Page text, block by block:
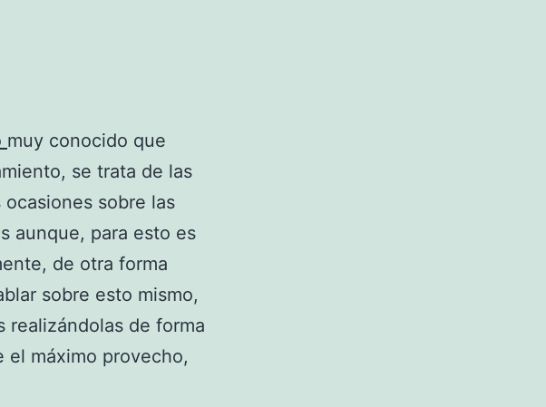
muy conocido que
se trata de las
sobre las
aunque, para esto es
de otra forma
sobre esto mismo,
realizándolas de forma
el máximo provecho,